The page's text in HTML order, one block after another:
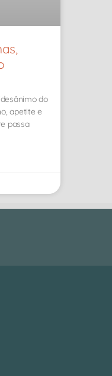
do
apetite e
passa